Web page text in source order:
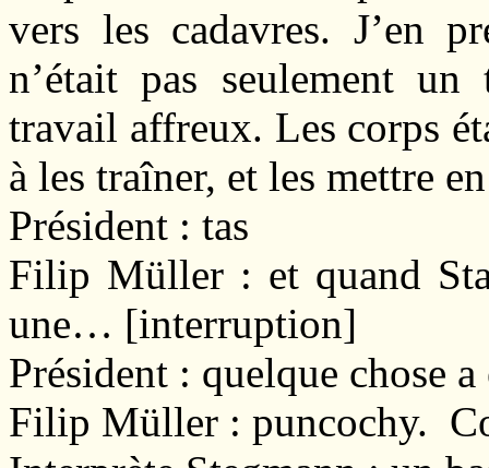
vers les cadavres. J’en
n’était pas seulement
travail affreux. Les corps
à les traîner, et les mettre en
Président : tas
Filip Müller : et quand
une… [interruption]
Président : quelque chose
Filip Müller : puncochy.